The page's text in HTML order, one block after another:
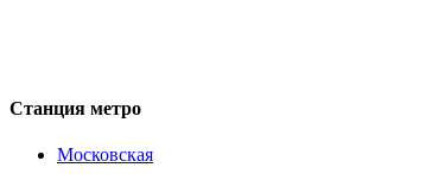
Станция метро
Московская